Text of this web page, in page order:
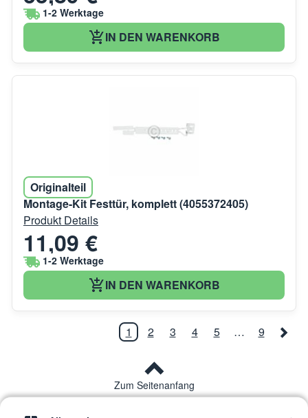
1-2 Werktage
IN DEN WARENKORB
Originalteil
Montage-Kit Festtür, komplett (4055372405)
Produkt Details
11,09 €
1-2 Werktage
IN DEN WARENKORB
1 2 3 4 5 … 9
Zum Seitenanfang